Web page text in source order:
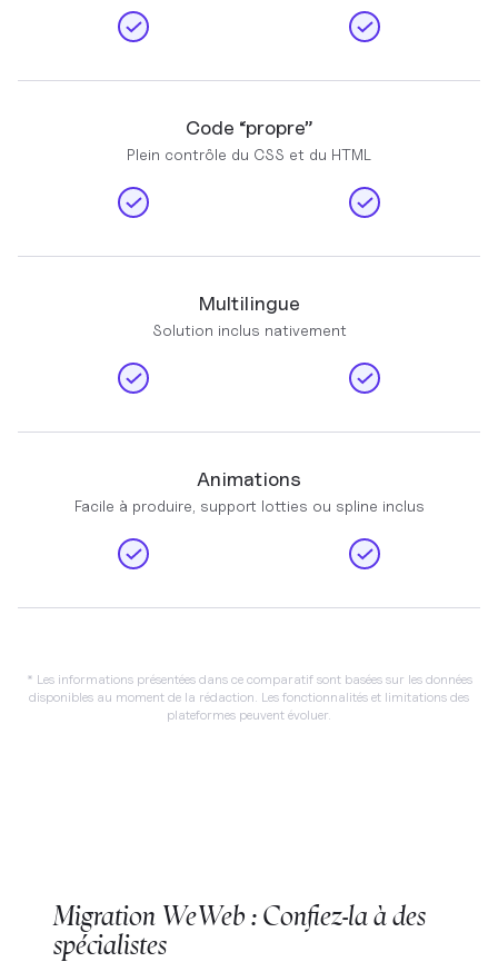
Code “propre”
Plein contrôle du CSS et du HTML
Multilingue
Solution inclus nativement
Animations
Facile à produire, support lotties ou spline inclus
* Les informations présentées dans ce comparatif sont basées sur les données
disponibles au moment de la rédaction. Les fonctionnalités et limitations des
plateformes peuvent évoluer.
Migration WeWeb : Confiez-la à des
spécialistes